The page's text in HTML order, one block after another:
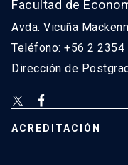
Facultad de
Avda. Vicuña
Teléfono: +56 2 2354
Dirección de
ACREDITACIÓN